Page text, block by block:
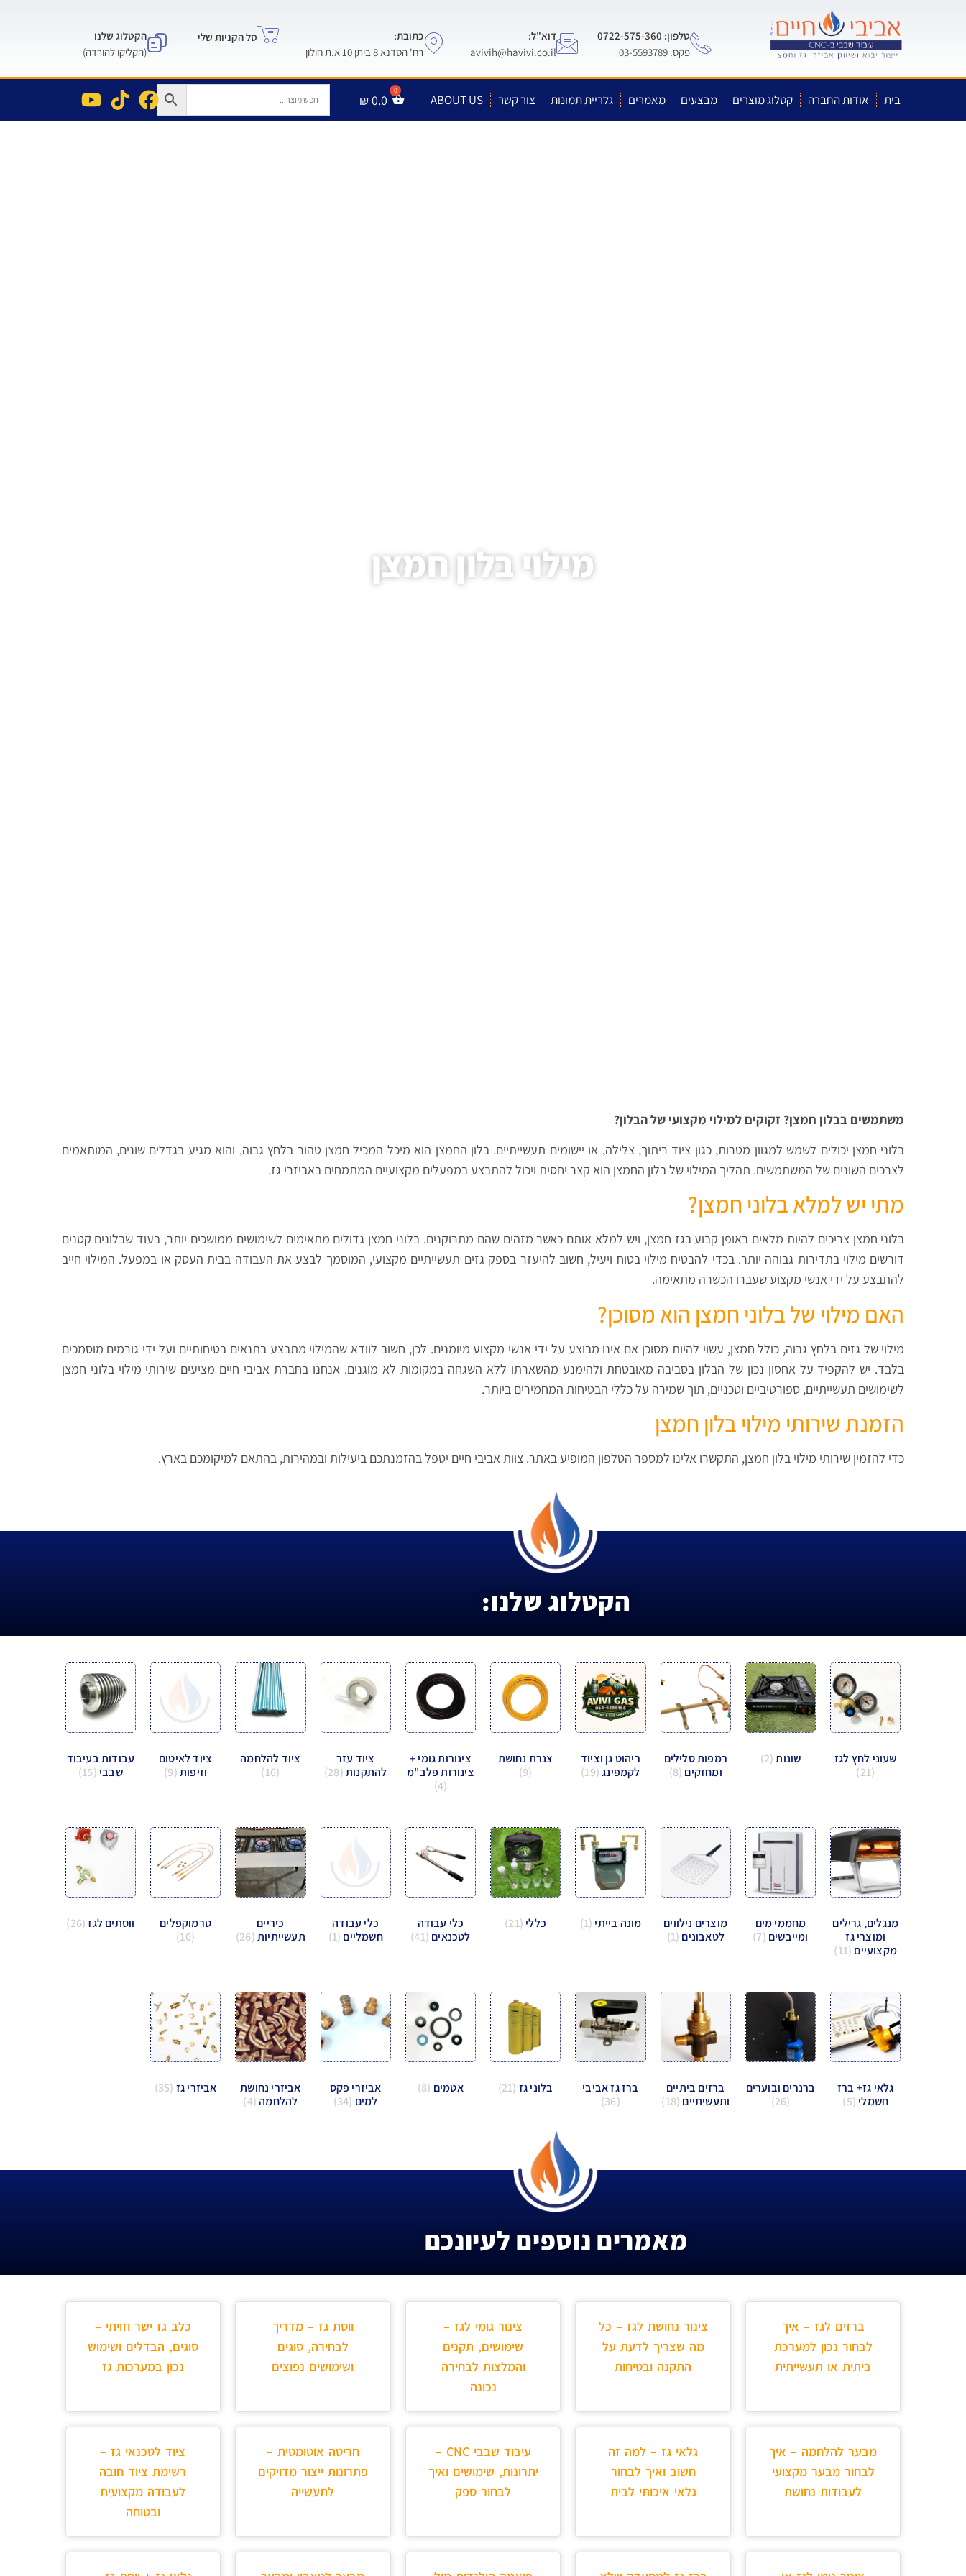
טלפון: 0722-575-360
פקס: 03-5593789
דוא"ל:
avivih@havivi.co.il
כתובת:
רח' הסדנא 8 ביתן 10 א.ת חולון
סל הקניות שלי
הקטלוג שלנו
(הקליקו להורדה)
בית אודות החברה קטלוג מוצרים מבצעים מאמרים גלריית תמונות צור קשר ABOUT US
₪0.0
מילוי בלון חמצן
משתמשים בבלון חמצן? זקוקים למילוי מקצועי של הבלון?
בלוני חמצן יכולים לשמש למגוון מטרות, כגון ציוד ריתוך, צלילה, או יישומים תעשייתיים. בלון החמצן הוא מיכל המכיל חמצן טהור בלחץ גבוה, והוא מגיע בגדלים שונים, המותאמים
לצרכים השונים של המשתמשים. תהליך המילוי של בלון החמצן הוא קצר יחסית ויכול להתבצע במפעלים מקצועיים המתמחים באביזרי גז.
מתי יש למלא בלוני חמצן?
בלוני חמצן צריכים להיות מלאים באופן קבוע בגז חמצן, ויש למלא אותם כאשר מזהים שהם מתרוקנים. בלוני חמצן גדולים מתאימים לשימושים ממושכים יותר, בעוד שבלונים קטנים
דורשים מילוי בתדירות גבוהה יותר. בכדי להבטיח מילוי בטוח ויעיל, חשוב להיעזר בספק גזים תעשייתיים מקצועי, המוסמך לבצע את העבודה בבית העסק או במפעל. המילוי חייב
להתבצע על ידי אנשי מקצוע שעברו הכשרה מתאימה.
האם מילוי של בלוני חמצן הוא מסוכן?
מילוי של גזים בלחץ גבוה, כולל חמצן, עשוי להיות מסוכן אם אינו מבוצע על ידי אנשי מקצוע מיומנים. לכן, חשוב לוודא שהמילוי מתבצע בתנאים בטיחותיים ועל ידי גורמים מוסמכים
בלבד. יש להקפיד על אחסון נכון של הבלון בסביבה מאובטחת ולהימנע מהשארתו ללא השגחה במקומות לא מוגנים. אנחנו בחברת אביבי חיים מציעים שירותי מילוי בלוני חמצן
לשימושים תעשייתיים, ספורטיביים וטכניים, תוך שמירה על כללי הבטיחות המחמירים ביותר.
הזמנת שירותי מילוי בלון חמצן
כדי להזמין שירותי מילוי בלון חמצן, התקשרו אלינו למספר הטלפון המופיע באתר. צוות אביבי חיים יטפל בהזמנתכם ביעילות ובמהירות, בהתאם למיקומכם בארץ.
הקטלוג שלנו:
שעוני לחץ לגז
(21)
שונות(2)
רמפות סלילים
ומחזקים (8)
ריהוט גן וציוד
לקמפינג(19)
צנרת נחושת
(9)
צינורות גומי +
צינורות פלב"מ
(4)
ציוד עזר
להתקנות(28)
ציוד להלחמה
(16)
ציוד לאיטום
וזיפות(9)
עבודות בעיבוד
שבבי (15)
מנגלים, גרילים
ומוצרי גז
מקצועיים (11)
מחממי מים
ומייבשים (7)
מוצרים נילווים
לטאבונים (1)
מונה בייתי (1) כללי (21)
כלי עבודה
לטכנאים (41)
כלי עבודה
חשמליים (1)
כיריים
תעשייתיות(26)
טרמוקפלים
(10)
ווסתים לגז(26)
גלאי גז+ ברז
חשמלי (5)
ברנרים ובוערים
(26)
ברזים ביתיים
ותעשיתיים (18)
ברז גז אביבי
(36)
בלוני גז (21) אטמים (8)
אביזרי פקס
למים (34)
אביזרי נחושת
להלחמה(4)
אביזרי גז (35)
מאמרים נוספים לעיונכם
ברזים לגז – איך
לבחור נכון למערכת
ביתית או תעשייתית
צינור נחושת לגז – כל
מה שצריך לדעת על
התקנה ובטיחות
צינור גומי לגז –
שימושים, תקנים
והמלצות לבחירה
נכונה
ווסת גז – מדריך
לבחירה, סוגים
ושימושים נפוצים
כלב גז ישר וזויתי –
סוגים, הבדלים ושימוש
נכון במערכות גז
מבער להלחמה – איך
לבחור מבער מקצועי
לעבודות נחושת
גלאי גז – למה זה
חשוב ואיך לבחור
גלאי איכותי לבית
עיבוד שבבי CNC –
יתרונות, שימושים ואיך
לבחור ספק
חריטה אוטומטית –
פתרונות ייצור מדויקים
לתעשייה
ציוד לטכנאי גז –
רשימת ציוד חובה
לעבודה מקצועית
ובטוחה